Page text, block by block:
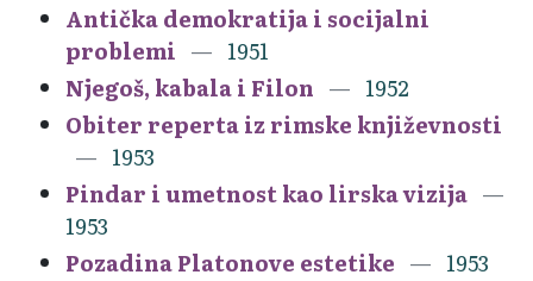
Antička demokratija i socijalni
problemi
1951
Njegoš, kabala i Filon
1952
Obiter reperta iz rimske književnosti
1953
Pindar i umetnost kao lirska vizija
1953
Pozadina Platonove estetike
1953